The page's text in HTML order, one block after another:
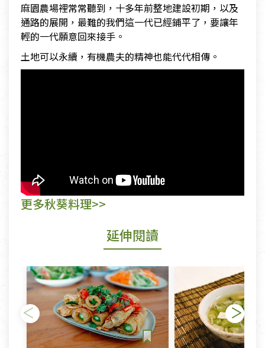
麻園農場裡常常聽到，十多年前整地建設初期，以及
通路的展開，最難的我們這一代已經鋪平了，要讓年
輕的一代願意回來接手。
土地可以永續，有機農夫的精神也能代代相傳。
更多秋葵料理>>
延伸閱讀